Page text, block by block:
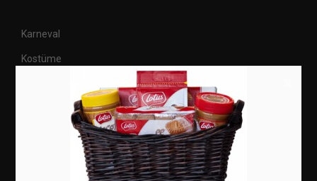
Karneval
Kostüme